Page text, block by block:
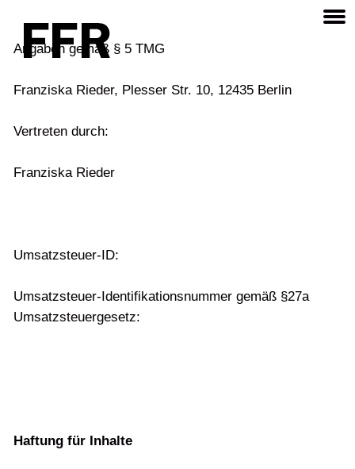
Angaben gemäß § 5 TMG
Franziska Rieder, Plesser Str. 10, 12435 Berlin
Vertreten durch:
Franziska Rieder
Umsatzsteuer-ID:
Umsatzsteuer-Identifikationsnummer gemäß §27a
Umsatzsteuergesetz:
Haftung für Inhalte